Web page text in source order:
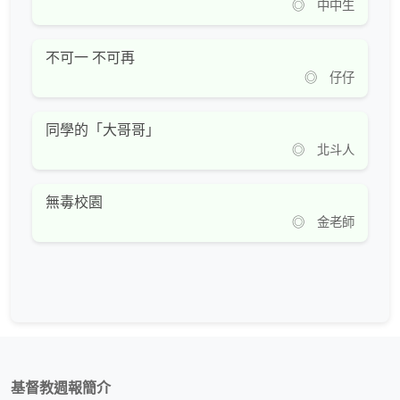
◎ 中中生
不可一 不可再
◎ 仔仔
同學的「大哥哥」
◎ 北斗人
無毒校園
◎ 金老師
基督教週報簡介